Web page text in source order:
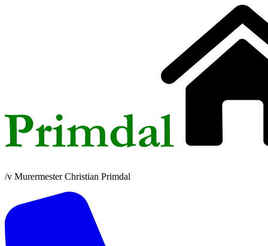
/v Murermester Christian Primdal